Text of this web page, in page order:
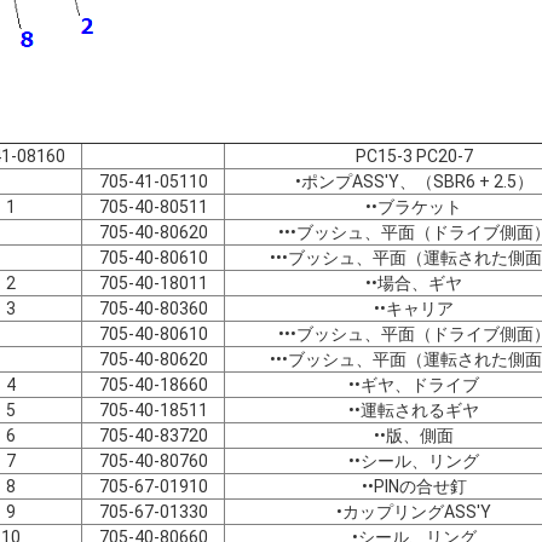
08160
PC15-3 PC20-7
705-41-05110
•ポンプASS'Y、（SBR6 + 2.5）
1
705-40-80511
••ブラケット
705-40-80620
•••ブッシュ、平面（ドライブ側面）
705-40-80610
•••ブッシュ、平面（運転された側面
2
705-40-18011
••場合、ギヤ
3
705-40-80360
••キャリア
705-40-80610
•••ブッシュ、平面（ドライブ側面）
705-40-80620
•••ブッシュ、平面（運転された側面
4
705-40-18660
••ギヤ、ドライブ
5
705-40-18511
••運転されるギヤ
6
705-40-83720
••版、側面
7
705-40-80760
••シール、リング
8
705-67-01910
••PINの合せ釘
9
705-67-01330
•カップリングASS'Y
10
705-40-80660 •シール、リング